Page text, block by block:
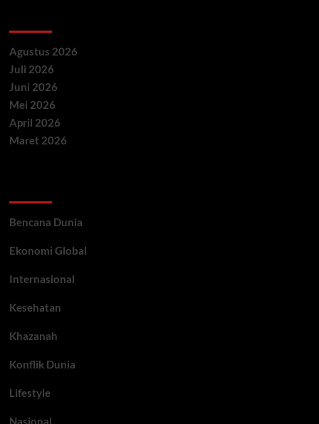
Agustus 2026
Juli 2026
Juni 2026
Mei 2026
April 2026
Maret 2026
Bencana Dunia
Ekonomi Global
Internasional
Kesehatan
Khazanah
Konflik Dunia
Lifestyle
Nasional